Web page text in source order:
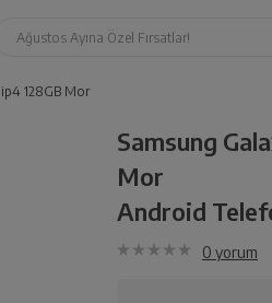
Ağustos Ayına Özel Fırsatlar!
128GB Mor
Samsung
Mor
Android
0 yorum